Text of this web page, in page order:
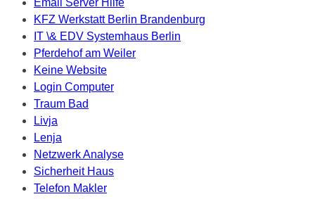
Email Server Hilfe
KFZ Werkstatt Berlin Brandenburg
IT \& EDV Systemhaus Berlin
Pferdehof am Weiler
Keine Website
Login Computer
Traum Bad
Livja
Lenja
Netzwerk Analyse
Sicherheit Haus
Telefon Makler